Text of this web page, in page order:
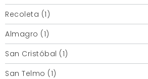
Recoleta (1)
Almagro (1)
San Cristóbal (1)
San Telmo (1)